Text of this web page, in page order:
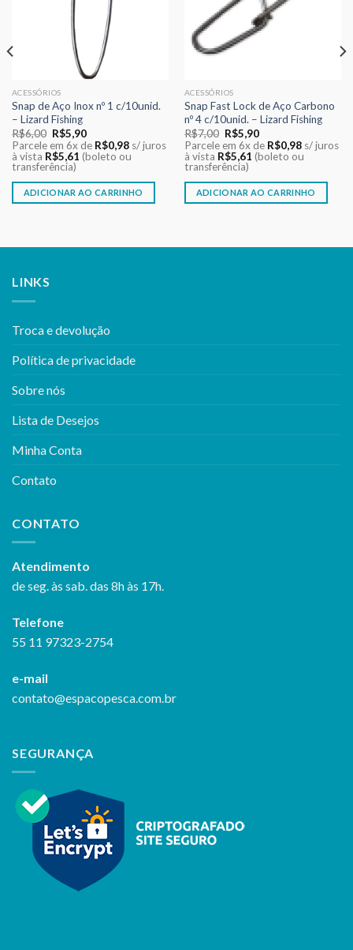
ACESSÓRIOS
Snap de Aço Inox nº 1 c/10unid.
– Lizard Fishing
R$6,00 O
preço
original
era:
R$6,00.
R$5,90O
preço
atual
é:
Parcele em 6x de R$0,98 s/ juros
à vista R$5,61 (boleto ou
transferência)
ADICIONAR AO CARRINHO
ACESSÓRIOS
Snap Fast Lock de Aço Carbono
nº 4 c/10unid. – Lizard Fishing
R$7,00 O
preço
original
era:
R$7,00.
R$5,90O
preço
atual
é:
Parcele em 6x de R$0,98 s/ juros
à vista R$5,61 (boleto ou
transferência)
ADICIONAR AO CARRINHO
LINKS
Troca e devolução
Política de privacidade
Sobre nós
Lista de Desejos
Minha Conta
Contato
CONTATO
Atendimento
de seg. às sab. das 8h às 17h.
Telefone
55 11 97323-2754
e-mail
contato@espacopesca.com.br
SEGURANÇA